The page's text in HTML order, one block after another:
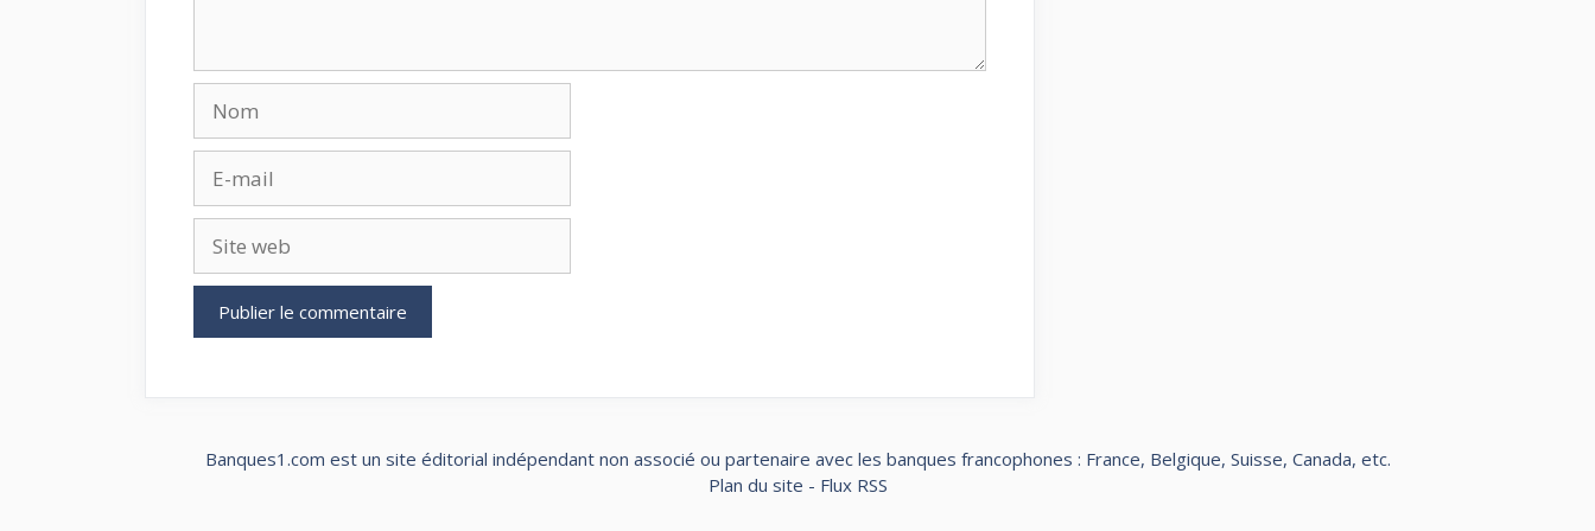
mail
web
Banques1.com est un site éditorial indépendant non associé ou partenaire avec les banques francophones : France, Belgique, Suisse, Canada, etc.
Plan du site - Flux RSS